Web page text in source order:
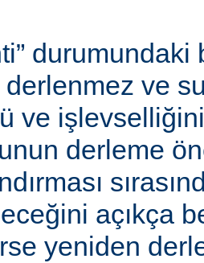
ve
ve
derleme
açıkça
yeniden